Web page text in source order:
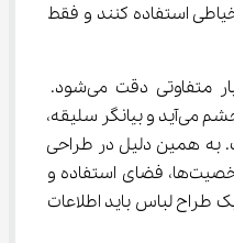
خیاطی استفاده کنند و فقط
در طراحی لباس به نکات بسیار متفاوتی دقت می‌شود.
پوشش هر فرد در نگاه اول به چشم می‌آید و بیانگر سلیقه،
علاقه‌ی اوست. به همین دلیل در طراحی
لباس هم باید به فرهنگ‌ها، شخصیت‌ها، فضای استفاده و
طراح لباس باید اطلاعات